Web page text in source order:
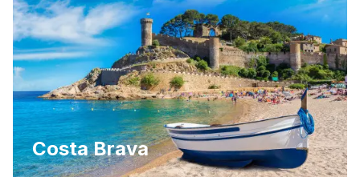
Costa Brava